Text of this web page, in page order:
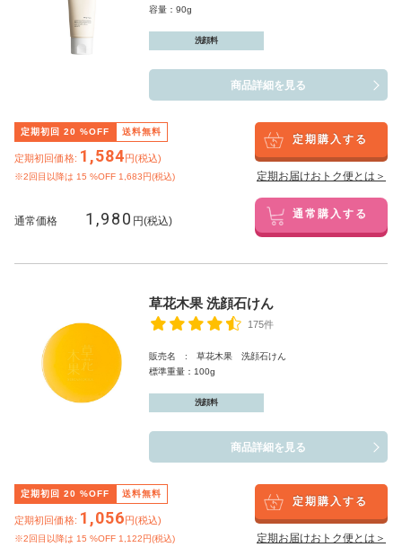
容量：90g
洗顔料
商品詳細を見る
定期初回 20 %OFF 送料無料
定期初回価格: 1,584円(税込)
※2回目以降は 15 %OFF 1,683円(税込)
定期購入する
定期お届けおトク便とは＞
通常価格 1,980 円(税込) 通常購入する
草花木果 洗顔石けん
175件
販売名 : 草花木果 洗顔石けん
標準重量：100g
洗顔料
商品詳細を見る
定期初回 20 %OFF 送料無料
定期初回価格: 1,056円(税込)
※2回目以降は 15 %OFF 1,122円(税込)
定期購入する
定期お届けおトク便とは＞